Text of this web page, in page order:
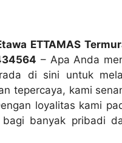
ETTAMAS
– Apa Anda
di sini untuk
tepercaya, kami
loyalitas kami
banyak pribadi